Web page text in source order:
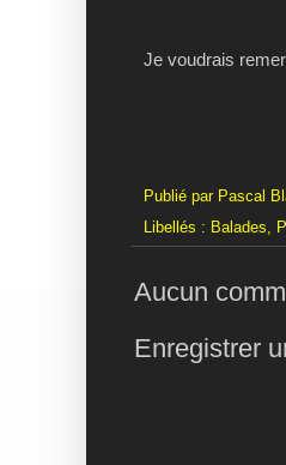
Je voudrais
Publié par Pascal
Libellés : Balades,
Aucun
Enregistrer